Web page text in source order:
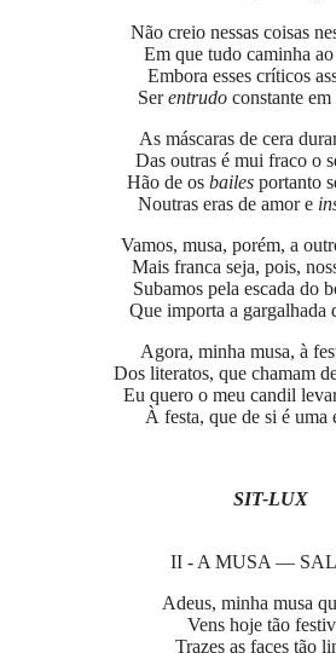
Não creio nessas coisas
Em que tudo caminha ao
Embora esses críticos
Serentrudoconstante em
As máscaras de cera
Das outras é mui fraco o
Hão de os bailesportanto
Noutras eras de amor e
Vamos, musa, porém, a
Mais franca seja, pois,
Subamos pela escada do
Que importa a gargalhada
Agora, minha musa, à
Dos literatos, que chamam
Eu quero o meu candil
À festa, que de si é uma
SIT-LUX
II - A MUSA —
Adeus, minha musa
Vens hoje tão
Trazes as faces tão